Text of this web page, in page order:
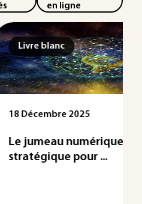
en ligne
outil
...